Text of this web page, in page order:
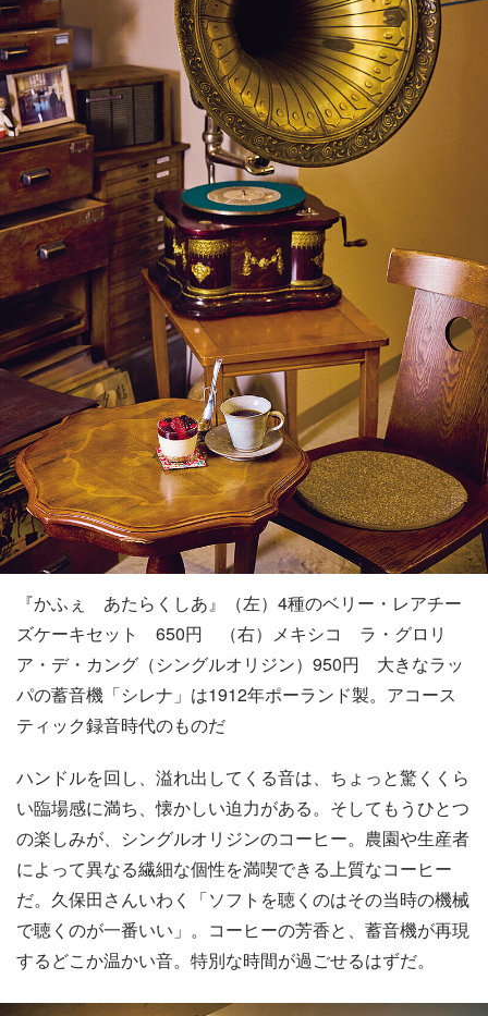
『かふぇ あたらくしあ』（左）4種のベリー・レアチー
ズケーキセット 650円 （右）メキシコ ラ・グロリ
ア・デ・カング（シングルオリジン）950円 大きなラッ
パの蓄音機「シレナ」は1912年ポーランド製。アコース
ティック録音時代のものだ
ハンドルを回し、溢れ出してくる音は、ちょっと驚くくら
い臨場感に満ち、懐かしい迫力がある。そしてもうひとつ
の楽しみが、シングルオリジンのコーヒー。農園や生産者
によって異なる繊細な個性を満喫できる上質なコーヒー
だ。久保田さんいわく「ソフトを聴くのはその当時の機械
で聴くのが一番いい」。コーヒーの芳香と、蓄音機が再現
するどこか温かい音。特別な時間が過ごせるはずだ。